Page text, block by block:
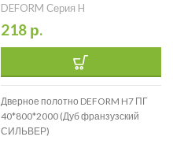
DEFORM Серия H
218 р.
Дверное полотно DEFORM H7 ПГ
40*800*2000 (Дуб франзузский
СИЛЬВЕР)